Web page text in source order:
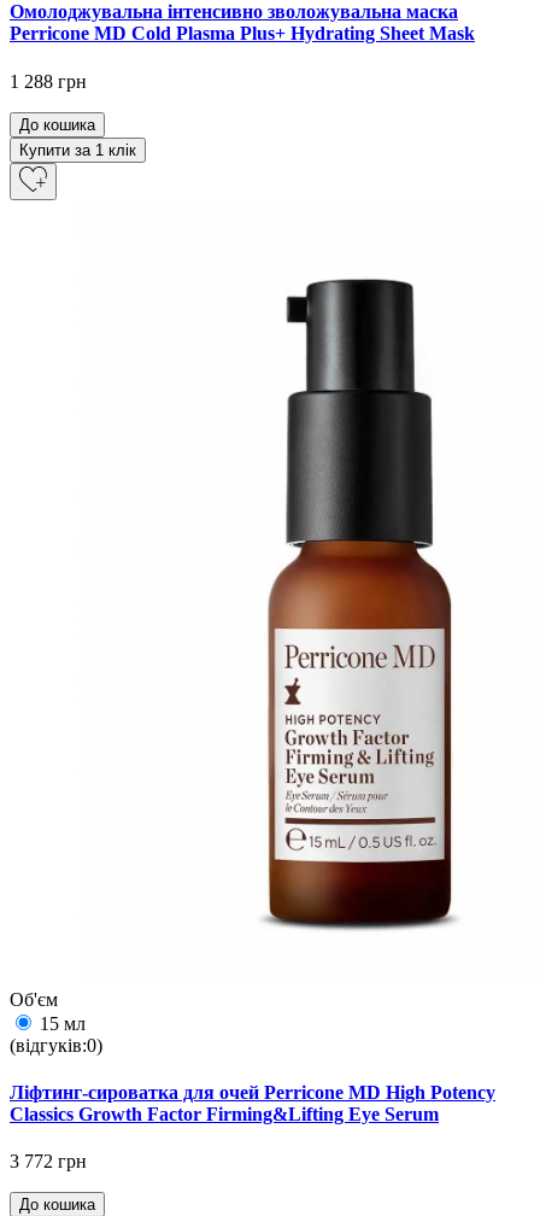
Омолоджувальна інтенсивно зволожувальна маска
Perricone MD Cold Plasma Plus+ Hydrating Sheet Mask
1 288 грн
До кошика
Купити за 1 клiк
Об'єм
15 мл
(відгуків:0)
Ліфтинг-сироватка для очей Perricone MD High Potency
Classics Growth Factor Firming&Lifting Eye Serum
3 772 грн
До кошика